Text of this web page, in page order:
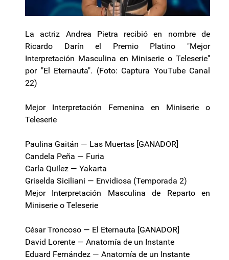
La actriz Andrea Pietra recibió en nombre de
Ricardo Darín el Premio Platino "Mejor
Interpretación Masculina en Miniserie o Teleserie"
por "El Eternauta". (Foto: Captura YouTube Canal
22)
Mejor Interpretación Femenina en Miniserie o
Teleserie
Paulina Gaitán — Las Muertas [GANADOR]
Candela Peña — Furia
Carla Quílez — Yakarta
Griselda Siciliani — Envidiosa (Temporada 2)
Mejor Interpretación Masculina de Reparto en
Miniserie o Teleserie
César Troncoso — El Eternauta [GANADOR]
David Lorente — Anatomía de un Instante
Eduard Fernández — Anatomía de un Instante